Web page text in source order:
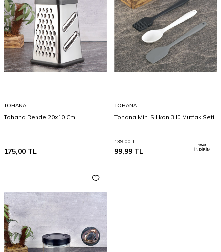
TOHANA
Tohana Rende 20x10 Cm
175,00 TL
TOHANA
Tohana Mini Silikon 3'lü Mutfak Seti
139,00TL
99,99 TL
%28
İNDIRIM